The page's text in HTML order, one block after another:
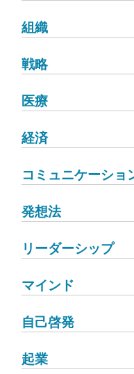
組織
戦略
医療
経済
コミュニケーショ
発想法
リーダーシップ
マインド
自己啓発
起業